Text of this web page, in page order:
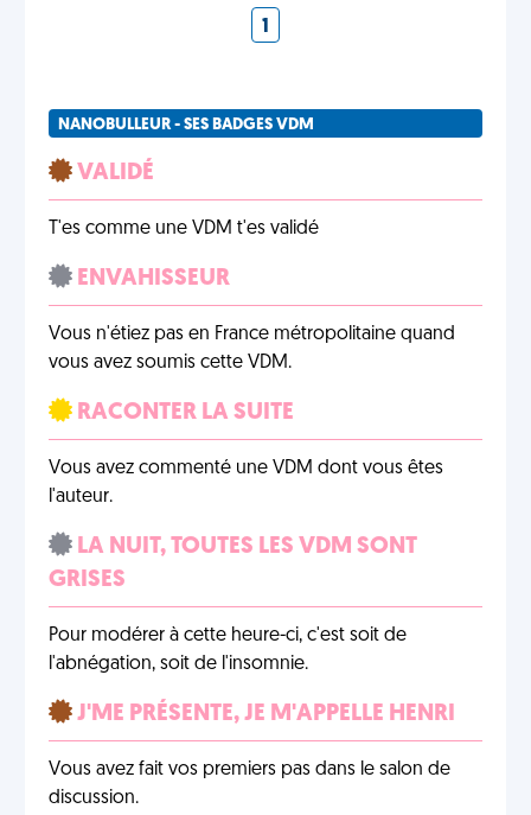
1
NANOBULLEUR - SES BADGES VDM
VALIDÉ
T'es comme une VDM t'es validé
ENVAHISSEUR
Vous n'étiez pas en France métropolitaine quand
vous avez soumis cette VDM.
RACONTER LA SUITE
Vous avez commenté une VDM dont vous êtes
l'auteur.
LA NUIT, TOUTES LES VDM SONT
GRISES
Pour modérer à cette heure-ci, c'est soit de
l'abnégation, soit de l'insomnie.
J'ME PRÉSENTE, JE M'APPELLE HENRI
Vous avez fait vos premiers pas dans le salon de
discussion.